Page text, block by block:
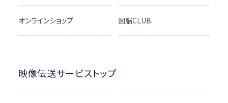
オンラインショップ 図脳CLUB
映像伝送サービストップ